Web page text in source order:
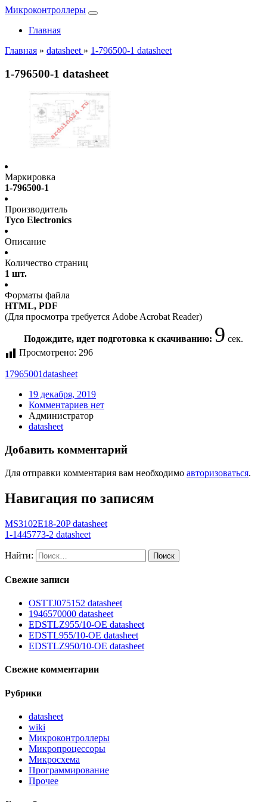
Микроконтроллеры
Главная
Главная » datasheet » 1-796500-1 datasheet
1-796500-1 datasheet
Маркировка
1-796500-1
Производитель
Tyco Electronics
Описание
Количество страниц
1 шт.
Форматы файла
HTML, PDF
(Для просмотра требуется Adobe Acrobat Reader)
Подождите, идет подготовка к скачиванию: 9 сек.
Просмотрено: 296
17965001datasheet
19 декабря, 2019
Комментариев нет
Администратор
datasheet
Добавить комментарий
Для отправки комментария вам необходимо авторизоваться.
Навигация по записям
MS3102E18-20P datasheet
1-1445773-2 datasheet
Найти:
Свежие записи
OSTTJ075152 datasheet
1946570000 datasheet
EDSTLZ955/10-OE datasheet
EDSTL955/10-OE datasheet
EDSTLZ950/10-OE datasheet
Свежие комментарии
Рубрики
datasheet
wiki
Микроконтроллеры
Микропроцессоры
Микросхема
Программирование
Прочее